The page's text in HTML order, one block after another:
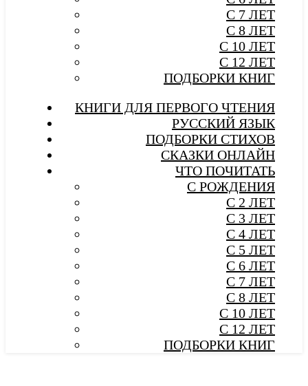
С 7 ЛЕТ
С 8 ЛЕТ
С 10 ЛЕТ
С 12 ЛЕТ
ПОДБОРКИ КНИГ
КНИГИ ДЛЯ ПЕРВОГО ЧТЕНИЯ
РУССКИЙ ЯЗЫК
ПОДБОРКИ СТИХОВ
СКАЗКИ ОНЛАЙН
ЧТО ПОЧИТАТЬ
С РОЖДЕНИЯ
С 2 ЛЕТ
С 3 ЛЕТ
С 4 ЛЕТ
С 5 ЛЕТ
С 6 ЛЕТ
С 7 ЛЕТ
С 8 ЛЕТ
С 10 ЛЕТ
С 12 ЛЕТ
ПОДБОРКИ КНИГ